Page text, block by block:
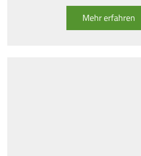
Mehr erfahren